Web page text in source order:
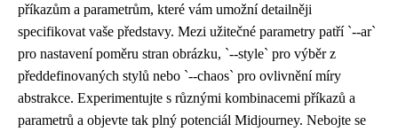
příkazům a parametrům, které vám umožní detailněji
specifikovat vaše představy. Mezi užitečné parametry patří `--ar`
pro nastavení poměru stran obrázku, `--style` pro výběr z
předdefinovaných stylů nebo `--chaos` pro ovlivnění míry
abstrakce. Experimentujte s různými kombinacemi příkazů a
parametrů a objevte tak plný potenciál Midjourney. Nebojte se